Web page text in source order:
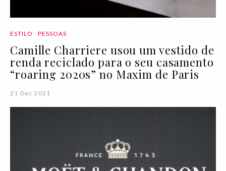
ESTILO PESSOAS
Camille Charriere usou um vestido de
renda reciclado para o seu casamento
“roaring 2020s” no Maxim de Paris
21 Dec 2021